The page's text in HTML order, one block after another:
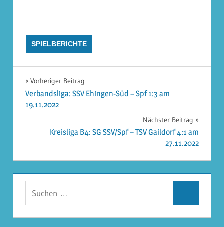
SPIELBERICHTE
Beitragsnavigation
Vorheriger Beitrag
Verbandsliga: SSV Ehingen-Süd – Spf 1:3 am
19.11.2022
Nächster Beitrag
Kreisliga B4: SG SSV/Spf – TSV Gaildorf 4:1 am
27.11.2022